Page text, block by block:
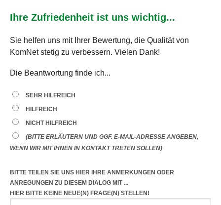
Ihre Zufriedenheit ist uns wichtig...
Sie helfen uns mit Ihrer Bewertung, die Qualität von
KomNet stetig zu verbessern. Vielen Dank!
Die Beantwortung finde ich...
SEHR HILFREICH
HILFREICH
NICHT HILFREICH
(BITTE ERLÄUTERN UND GGF. E-MAIL-ADRESSE ANGEBEN,
WENN WIR MIT IHNEN IN KONTAKT TRETEN SOLLEN)
BITTE TEILEN SIE UNS HIER IHRE ANMERKUNGEN ODER
ANREGUNGEN ZU DIESEM DIALOG MIT ...
HIER BITTE KEINE NEUE(N) FRAGE(N) STELLEN!